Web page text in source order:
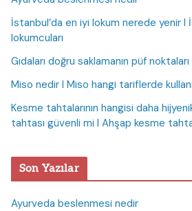
İstanbul’da en iyi lokum nerede yenir I
lokumcuları
Gıdaları doğru saklamanın püf noktaları
Miso nedir I Miso hangi tariflerde
Kesme tahtalarının hangisi daha
tahtası güvenli mi I Ahşap kesme
Son Yazılar
Ayurveda beslenmesi nedir